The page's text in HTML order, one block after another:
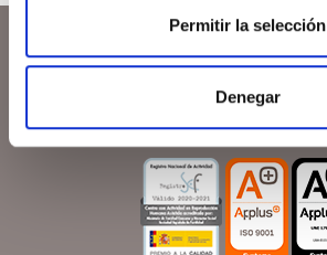
Permitir la selección
Denegar